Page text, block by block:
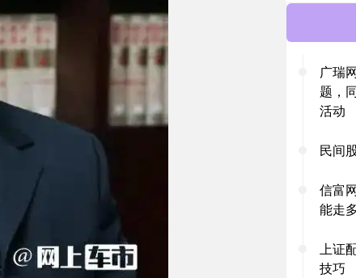
广瑞
题，
活动
民间
信富
能走
上证
技巧